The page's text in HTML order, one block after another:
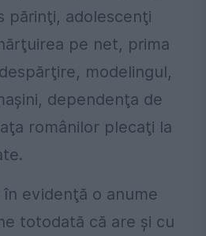
părinţi, adolescenţi
pe net, prima
modelingul,
dependenţa de
românilor plecaţi la
evidenţă o anume
totodată că are şi cu